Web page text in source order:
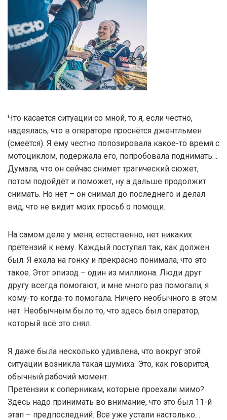
Что касается ситуации со мной, то я, если честно,
надеялась, что в операторе проснётся джентльмен
(смеётся). Я ему честно попозировала какое-то время с
мотоциклом, подержала его, попробовала поднимать…
Думала, что он сейчас снимет трагический сюжет,
потом подойдёт и поможет, ну а дальше продолжит
снимать. Но нет – он снимал до последнего и делал
вид, что не видит моих просьб о помощи.
На самом деле у меня, естественно, нет никаких
претензий к нему. Каждый поступал так, как должен
был. Я ехала на гонку и прекрасно понимала, что это
такое. Этот эпизод – один из миллиона. Люди друг
другу всегда помогают, и мне много раз помогали, я
кому-то когда-то помогала. Ничего необычного в этом
нет. Необычным было то, что здесь был оператор,
который всё это снял.
Я даже была несколько удивлена, что вокруг этой
ситуации возникла такая шумиха. Это, как говорится,
обычный рабочий момент.
Претензии к соперникам, которые проехали мимо?
Здесь надо принимать во внимание, что это был 11-й
этап – предпоследний. Все уже устали настолько…